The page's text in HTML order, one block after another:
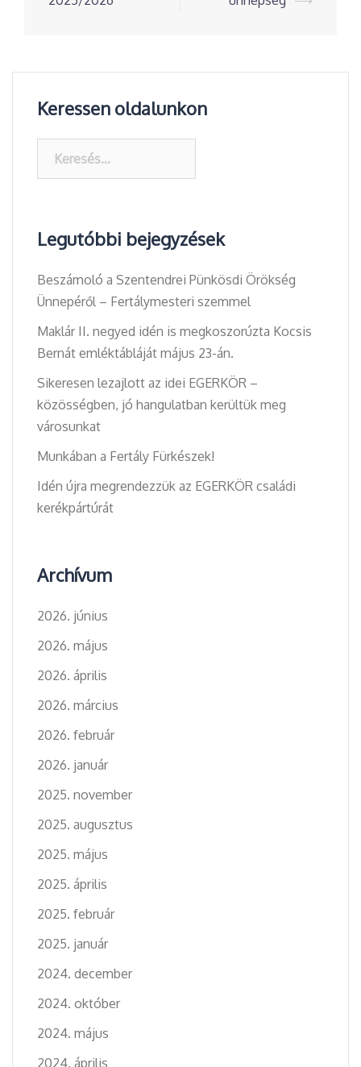
Keressen oldalunkon
Legutóbbi bejegyzések
Beszámoló a Szentendrei Pünkösdi Örökség
Ünnepéről – Fertálymesteri szemmel
Maklár II. negyed idén is megkoszorúzta Kocsis
Bernát emléktábláját május 23-án.
Sikeresen lezajlott az idei EGERKÖR –
közösségben, jó hangulatban kerültük meg
városunkat
Munkában a Fertály Fürkészek!
Idén újra megrendezzük az EGERKÖR családi
kerékpártúrát
Archívum
2026. június
2026. május
2026. április
2026. március
2026. február
2026. január
2025. november
2025. augusztus
2025. május
2025. április
2025. február
2025. január
2024. december
2024. október
2024. május
2024. április